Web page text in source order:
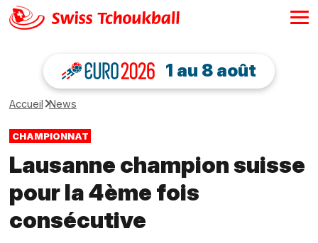
1 au 8 août
Accueil News
CHAMPIONNAT
Lausanne champion suisse
pour la 4ème fois
consécutive